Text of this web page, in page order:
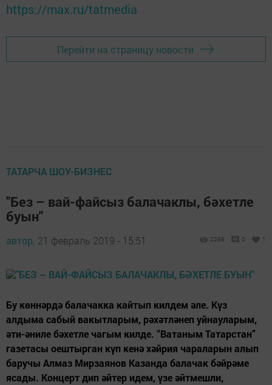
https://max.ru/tatmedia
Перейти на страницу новости
ТАТАРЧА ШОУ-БИЗНЕС
"Без – вай-файсыз балачаклы, бәхетле
буын"
автор, 21 февраль 2019 - 15:51 2298 0 1
Бу көннәрдә балачакка кайтып килдем әле. Күз
алдыма сабый вакытларым, рәхәтләнеп уйнауларым,
әти-әниле бәхетле чагым килде. “Ватаным Татарстан”
газетасы оештырган күп кенә хәйрия чараларын алып
баручы Алмаз Мирзаянов Казанда балачак бәйрәме
ясады. Концерт дип әйтер идем, үзе әйтмешли,